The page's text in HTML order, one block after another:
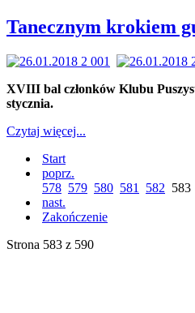
Tanecznym krokiem
XVIII bal członków Klubu
stycznia.
Czytaj więcej...
Start
poprz.
578 579 580 581 582 583
nast.
Zakończenie
Strona 583 z 590